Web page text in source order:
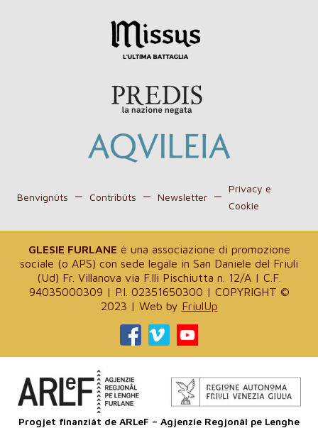
Benvignûts Contribûts Newsletter
Privacy e
Cookie
GLESIE FURLANE è una associazione di promozione
sociale (o APS) con sede legale in San Daniele del Friuli
(Ud) Fr. Villanova via F.lli Pischiutta n. 12/A | C.F.
94035000309 | P.I. 02351650300 | COPYRIGHT ©
2023 | Web by FriulUp
Progjet finanziât de ARLeF – Agjenzie Regjonâl pe Lenghe